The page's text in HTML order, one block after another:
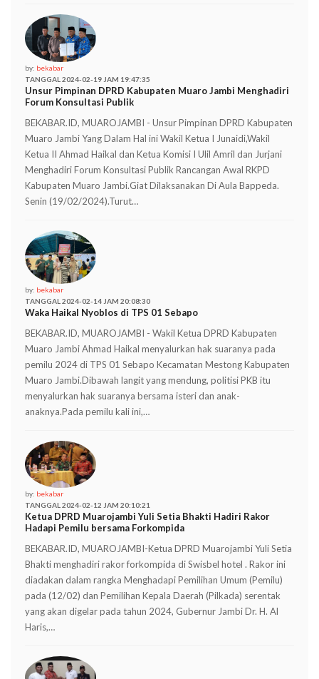
by: bekabar
TANGGAL 2024-02-19 JAM 19:47:35
Unsur Pimpinan DPRD Kabupaten Muaro Jambi Menghadiri
Forum Konsultasi Publik
BEKABAR.ID, MUAROJAMBI - Unsur Pimpinan DPRD Kabupaten
Muaro Jambi Yang Dalam Hal ini Wakil Ketua I Junaidi,Wakil
Ketua II Ahmad Haikal dan Ketua Komisi I Ulil Amril dan Jurjani
Menghadiri Forum Konsultasi Publik Rancangan Awal RKPD
Kabupaten Muaro Jambi.Giat Dilaksanakan Di Aula Bappeda.
Senin (19/02/2024).Turut…
by: bekabar
TANGGAL 2024-02-14 JAM 20:08:30
Waka Haikal Nyoblos di TPS 01 Sebapo
BEKABAR.ID, MUAROJAMBI - Wakil Ketua DPRD Kabupaten
Muaro Jambi Ahmad Haikal menyalurkan hak suaranya pada
pemilu 2024 di TPS 01 Sebapo Kecamatan Mestong Kabupaten
Muaro Jambi.Dibawah langit yang mendung, politisi PKB itu
menyalurkan hak suaranya bersama isteri dan anak-
anaknya.Pada pemilu kali ini,…
by: bekabar
TANGGAL 2024-02-12 JAM 20:10:21
Ketua DPRD Muarojambi Yuli Setia Bhakti Hadiri Rakor
Hadapi Pemilu bersama Forkompida
BEKABAR.ID, MUAROJAMBI-Ketua DPRD Muarojambi Yuli Setia
Bhakti menghadiri rakor forkompida di Swisbel hotel . Rakor ini
diadakan dalam rangka Menghadapi Pemilihan Umum (Pemilu)
pada (12/02) dan Pemilihan Kepala Daerah (Pilkada) serentak
yang akan digelar pada tahun 2024, Gubernur Jambi Dr. H. Al
Haris,…